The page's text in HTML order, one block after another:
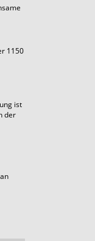
1150
ist
der